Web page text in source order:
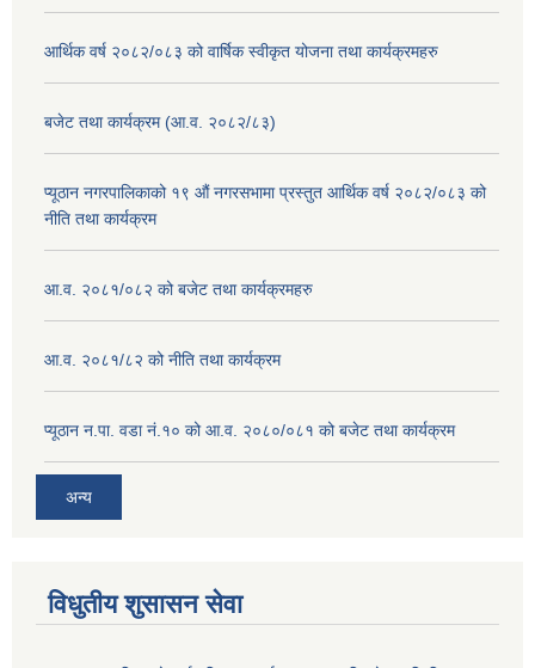
आर्थिक वर्ष २०८२/०८३ को वार्षिक स्वीकृत योजना तथा कार्यक्रमहरु
बजेट तथा कार्यक्रम (आ.व. २०८२/८३)
प्यूठान नगरपालिकाको १९ औं नगरसभामा प्रस्तुत आर्थिक वर्ष २०८२/०८३ को
नीति तथा कार्यक्रम
आ.व. २०८१/०८२ को बजेट तथा कार्यक्रमहरु
आ.व. २०८१/८२ को नीति तथा कार्यक्रम
प्यूठान न.पा. वडा नं.१० को आ.व. २०८०/०८१ को बजेट तथा कार्यक्रम
अन्य
विधुतीय शुसासन सेवा